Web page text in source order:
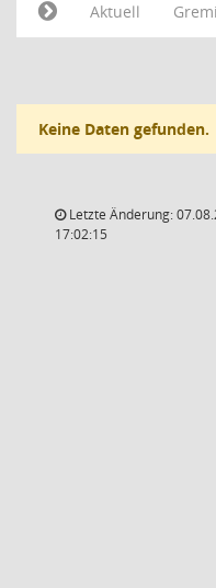
Aktuell
Keine Daten gefunden.
Letzte Änderung:
17:02:15